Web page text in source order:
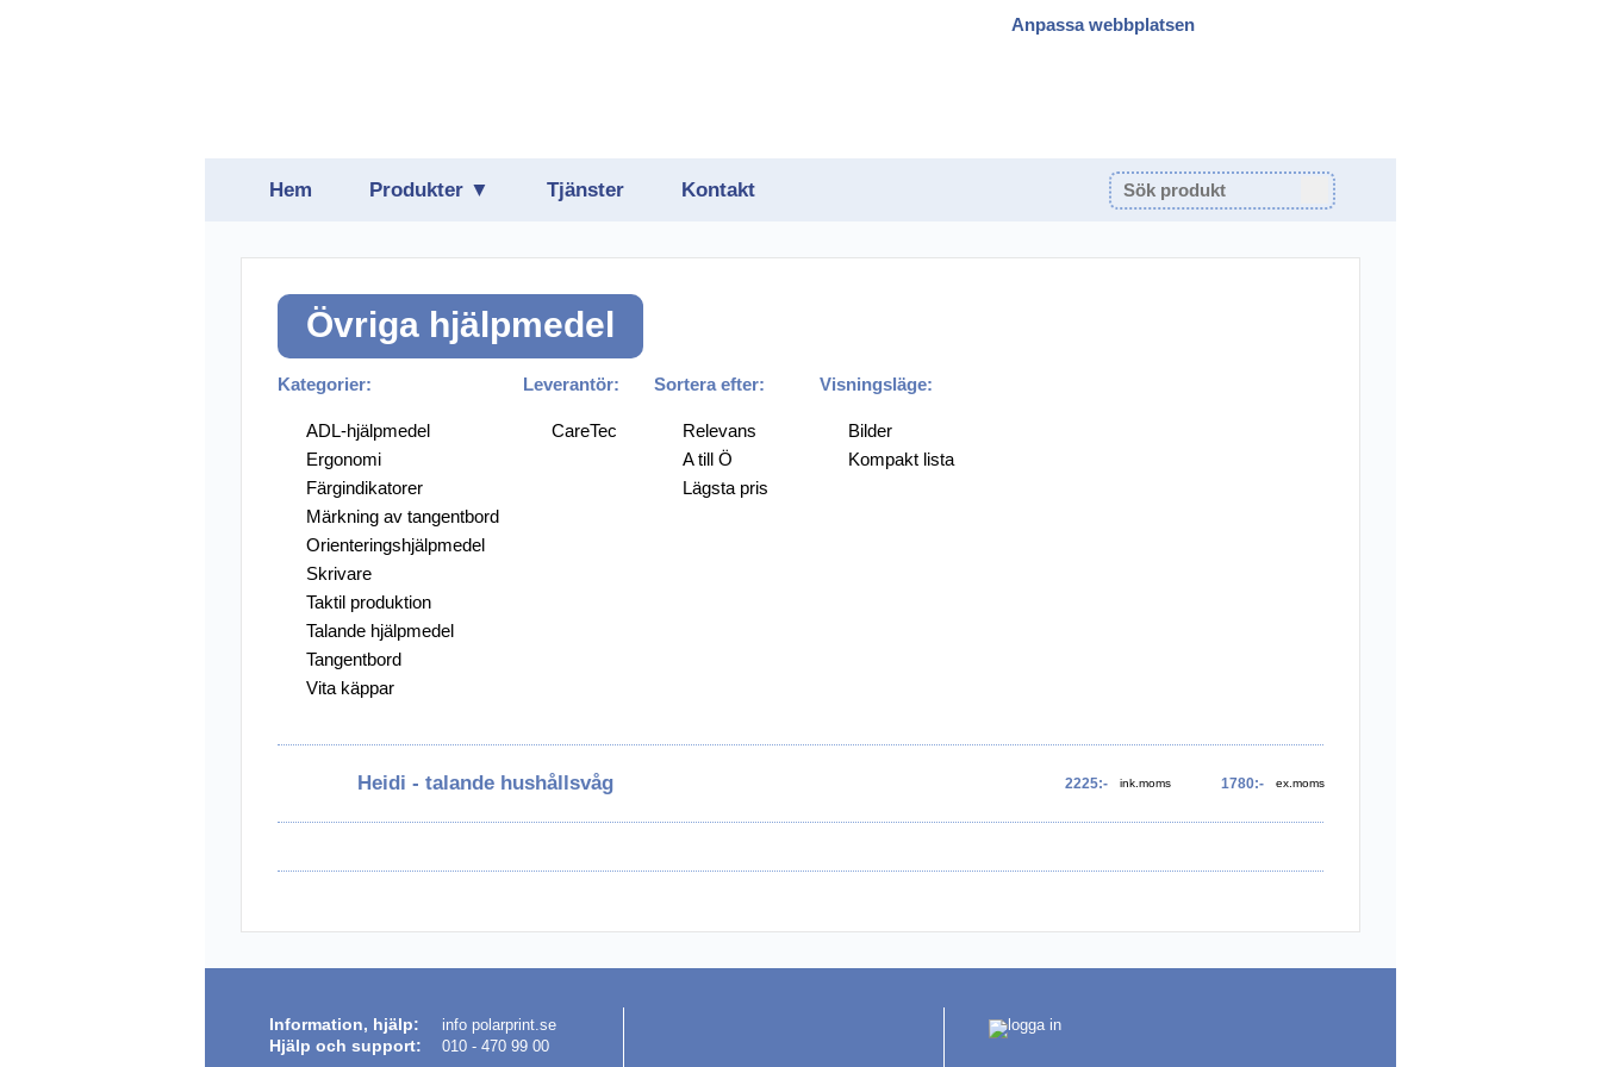
Anpassa webbplatsen
Hem
Produkter ▼
Förstoring
Hjälpmedelsprogram
Hörsel
Läsmaskiner och OCR
Punktskrift
Övriga Hjälpmedel
Punkt-/Daisyproduktion
Utförsäljning
Tjänster Kontakt
Övriga hjälpmedel
Kategorier:
ADL-hjälpmedel
Ergonomi
Färgindikatorer
Märkning av tangentbord
Orienteringshjälpmedel
Skrivare
Taktil produktion
Talande hjälpmedel
Tangentbord
Vita käppar
Leverantör:
CareTec
Sortera efter:
Relevans
A till Ö
Lägsta pris
Visningsläge:
Bilder
Kompakt lista
Heidi - talande hushållsvåg 2225:- ink.moms 1780:- ex.moms
Information, hjälp:
Hjälp och support:
info polarprint.se
010 - 470 99 00